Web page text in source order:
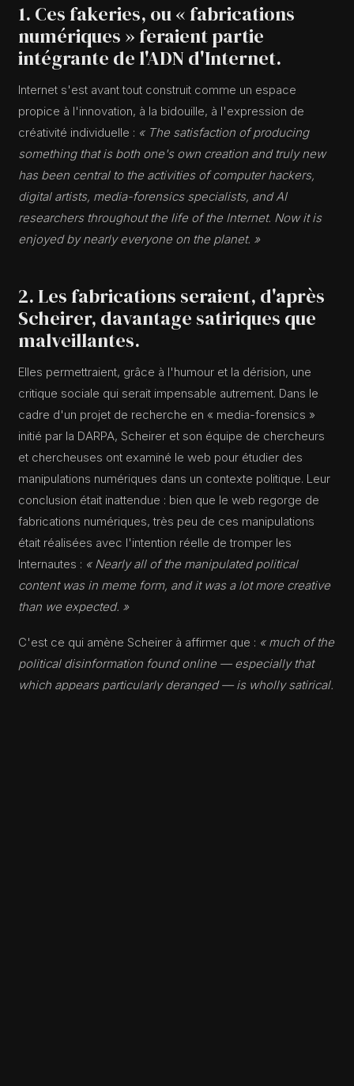
1. Ces fakeries, ou « fabrications
numériques » feraient partie
intégrante de l'ADN d'Internet.
Internet s'est avant tout construit comme un espace
propice à l'innovation, à la bidouille, à l'expression de
créativité individuelle : « The satisfaction of producing
something that is both one's own creation and truly new
has been central to the activities of computer hackers,
digital artists, media-forensics specialists, and AI
researchers throughout the life of the Internet. Now it is
enjoyed by nearly everyone on the planet. »
2. Les fabrications seraient, d'après
Scheirer, davantage satiriques que
malveillantes.
Elles permettraient, grâce à l'humour et la dérision, une
critique sociale qui serait impensable autrement. Dans le
cadre d'un projet de recherche en « media-forensics »
initié par la DARPA, Scheirer et son équipe de chercheurs
et chercheuses ont examiné le web pour étudier des
manipulations numériques dans un contexte politique. Leur
conclusion était inattendue : bien que le web regorge de
fabrications numériques, très peu de ces manipulations
était réalisées avec l'intention réelle de tromper les
Internautes : « Nearly all of the manipulated political
content was in meme form, and it was a lot more creative
than we expected. »
C'est ce qui amène Scheirer à affirmer que : « much of the
political disinformation found online — especially that
which appears particularly deranged — is wholly satirical.